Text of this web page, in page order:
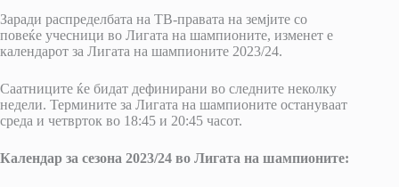
Заради распределбата на ТВ-правата на земјите со
повеќе учесници во Лигата на шампионите, изменет е
календарот за Лигата на шампионите 2023/24.
Саатниците ќе бидат дефинирани во следните неколку
недели. Термините за Лигата на шампионите остануваат
среда и четврток во 18:45 и 20:45 часот.
Календар за сезона 2023/24 во Лигата на шампионите: